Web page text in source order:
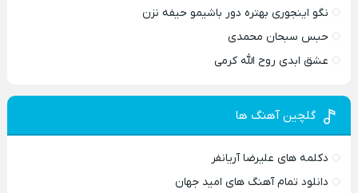
نگو اینجوری بهتره دور باشیمو حیفه نزن
حبس سبحان محمدی
عشق ابدی روح الله کرمی
گلچین آهنگ ها
دکلمه های علیرضا آریانفر
دانلود تمام آهنگ های امید جهان